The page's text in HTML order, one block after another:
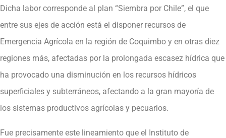
Dicha labor corresponde al plan “Siembra por Chile”, el que
entre sus ejes de acción está el disponer recursos de
Emergencia Agrícola en la región de Coquimbo y en otras diez
regiones más, afectadas por la prolongada escasez hídrica que
ha provocado una disminución en los recursos hídricos
superﬁciales y subterráneos, afectando a la gran mayoría de
los sistemas productivos agrícolas y pecuarios.
Fue precisamente este lineamiento que el Instituto de